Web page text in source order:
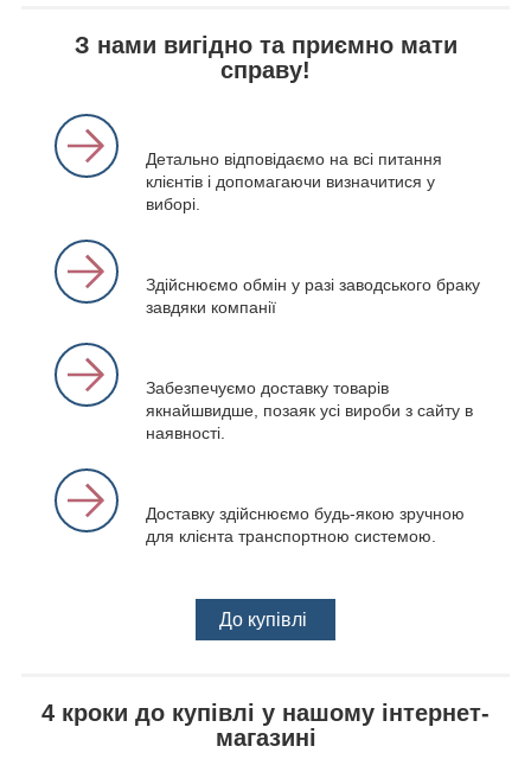
З нами вигідно та приємно мати
справу!
Детально відповідаємо на всі питання
клієнтів і допомагаючи визначитися у
виборі.
Здійснюємо обмін у разі заводського браку
завдяки компанії
Забезпечуємо доставку товарів
якнайшвидше, позаяк усі вироби з сайту в
наявності.
Доставку здійснюємо будь-якою зручною
для клієнта транспортною системою.
До купівлі
4 кроки до купівлі у нашому інтернет-
магазині